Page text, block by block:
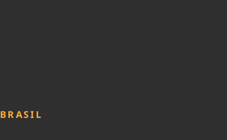
BRASIL